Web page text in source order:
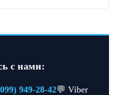
с нами:
949-28-42💬 Viber